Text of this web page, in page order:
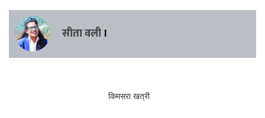
सीता वली ।
किमसरा खत्री